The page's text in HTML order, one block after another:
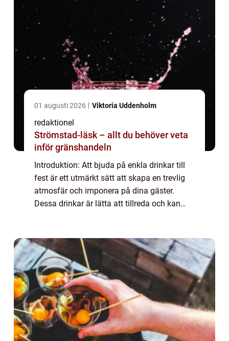
01 augusti 2026 Viktoria Uddenholm
redaktionel
Strömstad-läsk – allt du behöver veta
inför gränshandeln
Introduktion: Att bjuda på enkla drinkar till
fest är ett utmärkt sätt att skapa en trevlig
atmosfär och imponera på dina gäster.
Dessa drinkar är lätta att tillreda och kan